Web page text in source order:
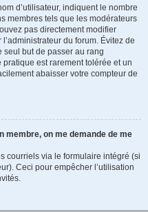
d’utilisateur, indiquent le nombre
membres tels que les modérateurs
pas directement modifier
l’administrateur du forum. Évitez de
seul but de passer au rang
est rarement tolérée et un
abaisser votre compteur de
membre, on me demande de me
courriels via le formulaire intégré (si
Ceci pour empêcher l’utilisation